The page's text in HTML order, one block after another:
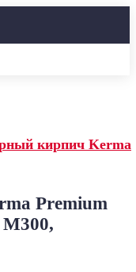
кирпич Kerma
Premium